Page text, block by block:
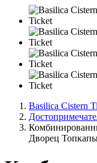
Basilica Cistern
Дворец